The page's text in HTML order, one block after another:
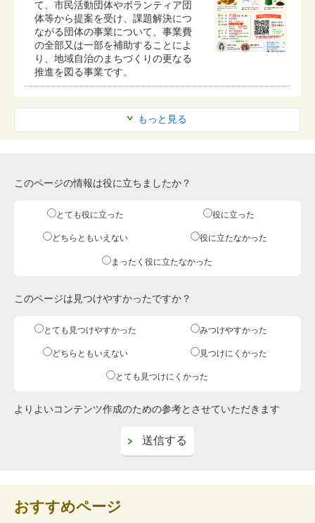
もっと見る
て、市民活動団体やボランティア団
体等から提案を受け、課題解決につ
ながる団体の事業について、事業費
の全部又は一部を補助することによ
り、地域自治のまちづくりの更なる
推進を図る事業です。
このページの情報は役に立ちましたか？
とても役に立った 役に立った
どちらともいえない 役に立たなかった
まったく役に立たなかった
このページは見つけやすかったですか？
とても見つけやすかった みつけやすかった
どちらともいえない 見つけにくかった
とても見つけにくかった
よりよいコンテンツ作成のための参考とさせていただきます
おすすめページ